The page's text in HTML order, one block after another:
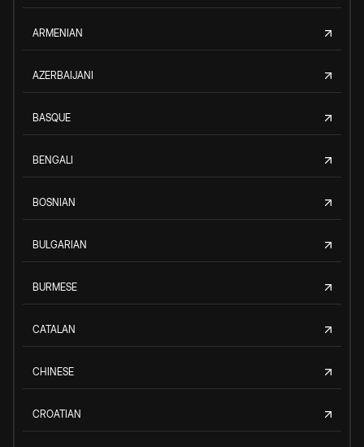
ARMENIAN
AZERBAIJANI
BASQUE
BENGALI
BOSNIAN
BULGARIAN
BURMESE
CATALAN
CHINESE
CROATIAN